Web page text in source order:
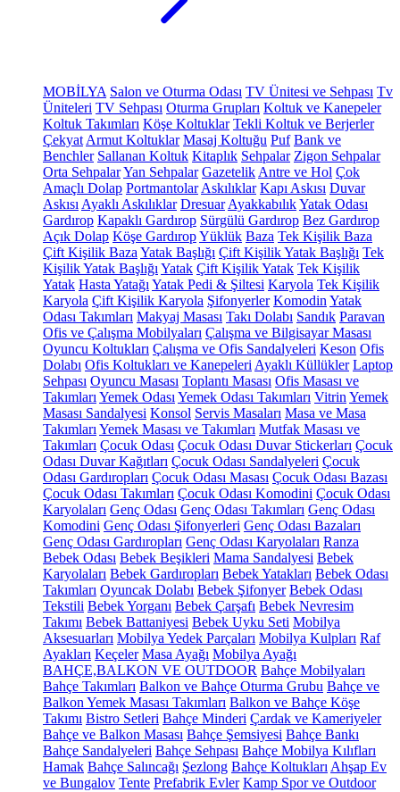
MOBİLYA Salon ve Oturma Odası TV Ünitesi ve Sehpası Tv
Üniteleri TV Sehpası Oturma Grupları Koltuk ve Kanepeler
Koltuk Takımları Köşe Koltuklar Tekli Koltuk ve Berjerler
Çekyat Armut Koltuklar Masaj Koltuğu Puf Bank ve
Benchler Sallanan Koltuk Kitaplık Sehpalar Zigon Sehpalar
Orta SehpalarYan Sehpalar Gazetelik Antre ve Hol Çok
Amaçlı Dolap Portmantolar Askılıklar Kapı Askısı Duvar
Askısı Ayaklı Askılıklar Dresuar AyakkabılıkYatak Odası
Gardırop Kapaklı Gardırop Sürgülü Gardırop Bez Gardırop
Açık Dolap Köşe GardıropYüklük Baza Tek Kişilik Baza
Çift Kişilik Baza Yatak Başlığı Çift Kişilik Yatak Başlığı Tek
Kişilik Yatak Başlığı Yatak Çift Kişilik Yatak Tek Kişilik
Yatak Hasta Yatağı Yatak Pedi & Şiltesi Karyola Tek Kişilik
Karyola Çift Kişilik Karyola Şifonyerler Komodin Yatak
Odası Takımları Makyaj Masası Takı Dolabı Sandık Paravan
Ofis ve Çalışma Mobilyaları Çalışma ve Bilgisayar Masası
Oyuncu Koltukları Çalışma ve Ofis Sandalyeleri Keson Ofis
Dolabı Ofis Koltukları ve Kanepeleri Ayaklı Küllükler Laptop
Sehpası Oyuncu Masası Toplantı Masası Ofis Masası ve
Takımları Yemek Odası Yemek Odası Takımları Vitrin Yemek
Masası Sandalyesi Konsol Servis Masaları Masa ve Masa
Takımları Yemek Masası ve Takımları Mutfak Masası ve
Takımları Çocuk Odası Çocuk Odası Duvar Stickerları Çocuk
Odası Duvar Kağıtları Çocuk Odası Sandalyeleri Çocuk
Odası Gardıropları Çocuk Odası Masası Çocuk Odası Bazası
Çocuk Odası Takımları Çocuk Odası Komodini Çocuk Odası
Karyolaları Genç Odası Genç Odası Takımları Genç Odası
Komodini Genç Odası Şifonyerleri Genç Odası Bazaları
Genç Odası Gardıropları Genç Odası Karyolaları Ranza
Bebek Odası Bebek Beşikleri Mama Sandalyesi Bebek
Karyolaları Bebek Gardıropları Bebek Yatakları Bebek Odası
Takımları Oyuncak Dolabı Bebek Şifonyer Bebek Odası
Tekstili Bebek Yorganı Bebek Çarşafı Bebek Nevresim
Takımı Bebek Battaniyesi Bebek Uyku Seti Mobilya
Aksesuarları Mobilya Yedek Parçaları Mobilya Kulpları Raf
Ayakları Keçeler Masa Ayağı Mobilya Ayağı
BAHÇE,BALKON VE OUTDOOR Bahçe Mobilyaları
Bahçe Takımları Balkon ve Bahçe Oturma Grubu Bahçe ve
Balkon Yemek Masası Takımları Balkon ve Bahçe Köşe
Takımı Bistro Setleri Bahçe Minderi Çardak ve Kameriyeler
Bahçe ve Balkon Masası Bahçe Şemsiyesi Bahçe Bankı
Bahçe Sandalyeleri Bahçe Sehpası Bahçe Mobilya Kılıfları
Hamak Bahçe Salıncağı Şezlong Bahçe Koltukları Ahşap Ev
ve Bungalov Tente Prefabrik Evler Kamp Spor ve Outdoor